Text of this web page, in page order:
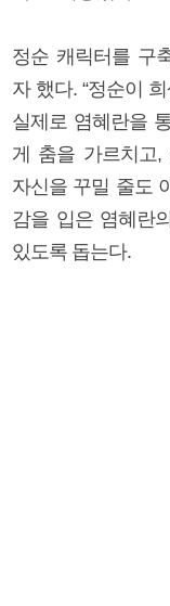
정순 캐릭터를 구
자 했다. “정순이
실제로 염혜란을
게 춤을 가르치고,
자신을 꾸밀 줄도
감을 입은 염혜란
있도록 돕는다.